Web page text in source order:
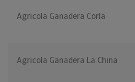
Agricola Ganadera Corla
Agricola Ganadera La China